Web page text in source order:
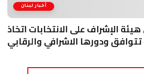
أخبار لبنان
الإشراف على الانتخابات اتخاذ
ودورها الاشرافي والرقابي